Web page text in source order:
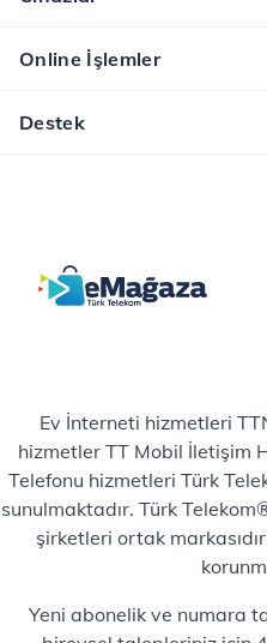
Online İşlemler
Destek
Ev İnterneti hizmetleri
hizmetler TT Mobil İletişim
Telefonu hizmetleri Türk
sunulmaktadır. Türk
şirketleri ortak
Yeni abonelik ve numara